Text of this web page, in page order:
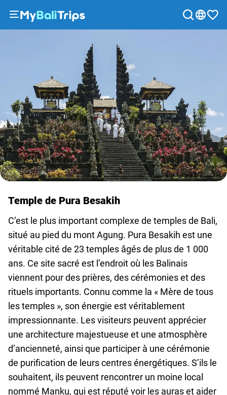
Forfaits
Blog
À
propos
de
nous
Moyens
de
Programme
d'affiliation
Coopération
avec
les
agences
de
voyage
Conditions
générales
Temple de Pura Besakih
C’est le plus important complexe de temples de Bali,
situé au pied du mont Agung. Pura Besakih est une
véritable cité de 23 temples âgés de plus de 1 000
ans. Ce site sacré est l’endroit où les Balinais
viennent pour des prières, des cérémonies et des
rituels importants. Connu comme la « Mère de tous
les temples », son énergie est véritablement
impressionnante. Les visiteurs peuvent apprécier
une architecture majestueuse et une atmosphère
d’ancienneté, ainsi que participer à une cérémonie
de purification de leurs centres énergétiques. S’ils le
souhaitent, ils peuvent rencontrer un moine local
nommé Manku, qui est réputé voir les auras et aider